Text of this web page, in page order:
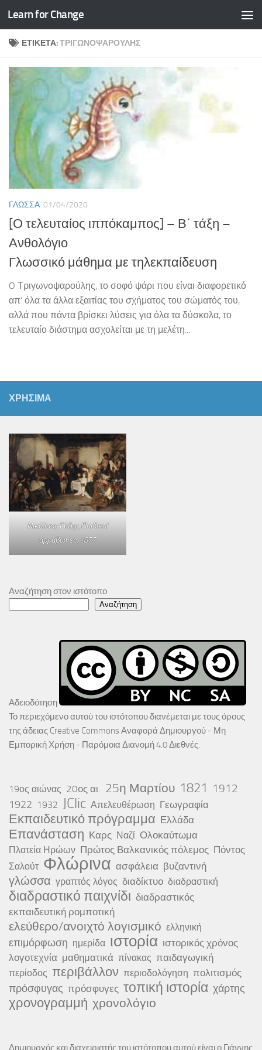
Skip to content
Learn for Change
ΕΤΙΚΈΤΑ:ΤΡΙΓΩΝΟΨΑΡΟΎΛΗΣ
ΓΛΏΣΣΑ 01/04/2020
[Ο τελευταίος ιππόκαμπος] – Β΄ τάξη –
Ανθολόγιο
Γλωσσικό μάθημα με τηλεκπαίδευση
O Τριγωνοψαρούλης, το σοφό ψάρι που είναι δια­φο­ρε­τικό
απ’ όλα τα άλλα εξαιτίας του σχήματος του σώματός του,
αλλά που πάντα βρίσκει λύσεις για όλα τα δύσκολα, το
τελευταίο διάστημα ασχολείται με τη μελέτη...
ΧΡΗΣΙΜΑ
Νικόλαος Γύζης,Παιδικοί
αρραβώνες, 1877
Αναζήτηση στον ιστότοπο
Αναζήτηση
Αδειοδότηση
Το περιεχόμενο αυτού του ιστότοπου διανέμεται με τους όρους
της άδειας Creative Commons Αναφορά Δημιουργού - Μη
Εμπορική Χρήση - Παρόμοια Διανομή 4.0 Διεθνές.
19ος αιώνας 20ος αι. 25η Μαρτίου 1821 1912
1922 1932 JClic Απελευθέρωση Γεωγραφία
Εκπαιδευτικό πρόγραμμα Ελλάδα
Επανάσταση Καρς Ναζί Ολοκαύτωμα
Πλατεία Ηρώων Πρώτος Βαλκανικός πόλεμος Πόντος
Σαλούτ Φλώρινα ασφάλεια βυζαντινή
γλώσσα γραπτός λόγος διαδίκτυο διαδραστική
διαδραστικό παιχνίδι διαδραστικός
εκπαιδευτική ρομποτική
ελεύθερο/ανοιχτό λογισμικό ελληνική
επιμόρφωση ημερίδα ιστορία ιστορικός χρόνος
λογοτεχνία μαθηματικά πίνακας παιδαγωγική
περίοδος περιβάλλον περιοδολόγηση πολιτισμός
πρόσφυγας πρόσφυγες τοπική ιστορία χάρτης
χρονογραμμή χρονολόγιο
Δημιουργός και διαχειριστής του ιστότοπου αυτού είναι ο Γιάννης